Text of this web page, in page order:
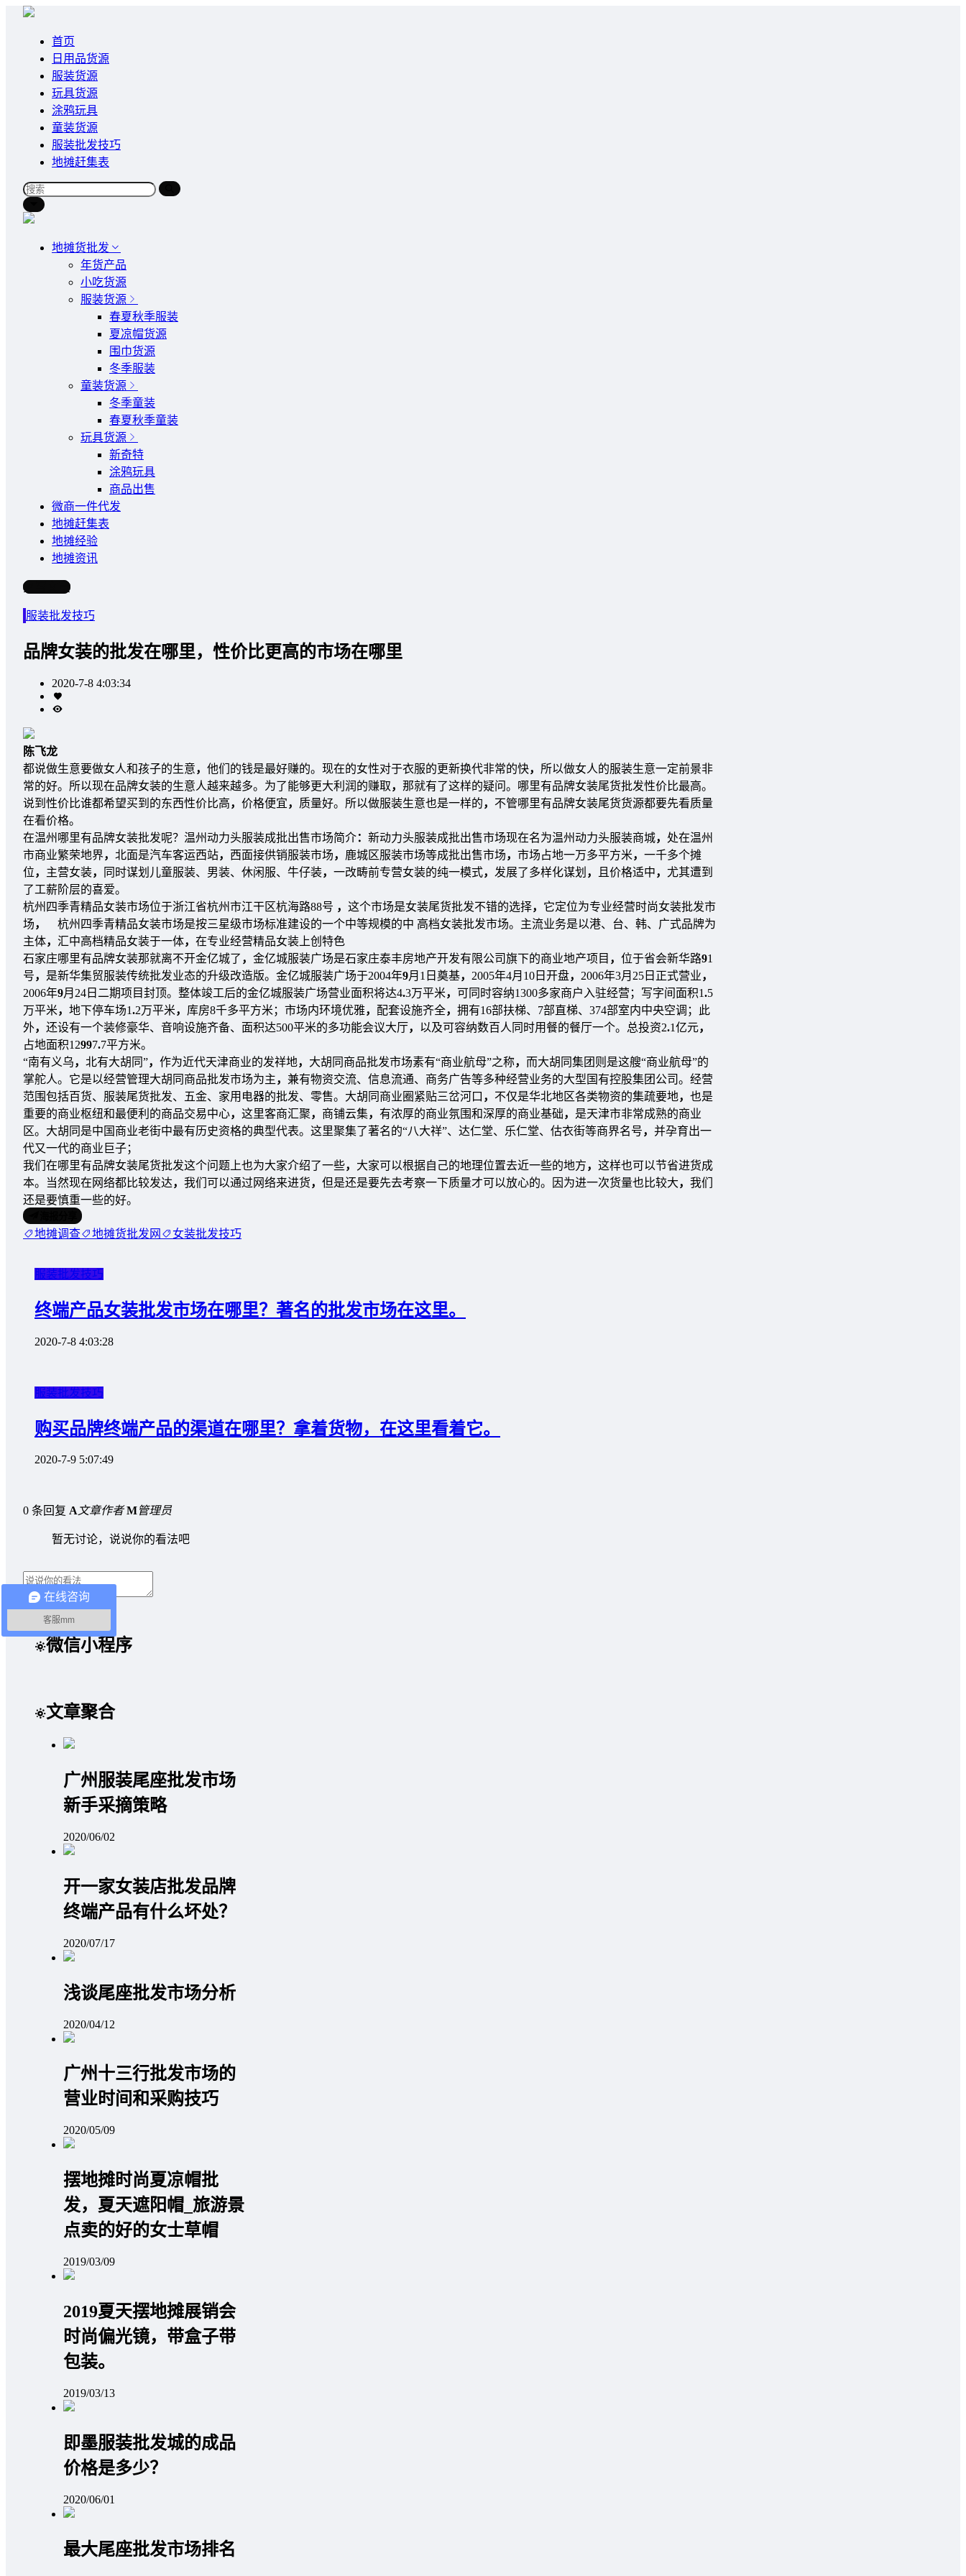
首页
日用品货源
服装货源
玩具货源
涂鸦玩具
童装货源
服装批发技巧
地摊赶集表
地摊货批发
年货产品
小吃货源
服装货源
春夏秋季服装
夏凉帽货源
围巾货源
冬季服装
童装货源
冬季童装
春夏秋季童装
玩具货源
新奇特
涂鸦玩具
商品出售
微商一件代发
地摊赶集表
地摊经验
地摊资讯
写文章
服装批发技巧
品牌女装的批发在哪里，性价比更高的市场在哪里
2020-7-8 4:03:34
陈飞龙
都说做生意要做女人和孩子的生意， 他们的钱是最好赚的。现在的女性对于衣服的更新换代非常的快， 所以做女人的服装生意一定前景非
常的好。所以现在品牌女装的生意人越来越多。为了能够更大利润的赚取， 那就有了这样的疑问。哪里有品牌女装尾货批发性价比最高。
说到性价比谁都希望买到的东西性价比高， 价格便宜， 质量好。所以做服装生意也是一样的， 不管哪里有品牌女装尾货货源都要先看质量
在看价格。
在温州哪里有品牌女装批发呢？温州动力头服装成批出售市场简介： 新动力头服装成批出售市场现在名为温州动力头服装商城， 处在温州
市商业繁荣地界， 北面是汽车客运西站， 西面接供销服装市场， 鹿城区服装市场等成批出售市场， 市场占地一万多平方米， 一千多个摊
位， 主营女装， 同时谋划儿童服装、男装、休闲服、牛仔装， 一改畴前专营女装的纯一模式， 发展了多样化谋划 ， 且价格适中， 尤其遭到
了工薪阶层的喜爱。
杭州四季青精品女装市场位于浙江省杭州市江干区杭海路88号 ， 这个市场是女装尾货批发不错的选择， 它定位为专业经营时尚女装批发市
场，
杭州四季青精品女装市场是按三星级市场标准建设的一个中等规模的中 高档女装批发市场。主流业务是以港、台、韩、广式品牌为
主体， 汇中高档精品女装于一体， 在专业经营精品女装上创特色
石家庄哪里有品牌女装那就离不开金亿城了 ， 金亿城服装广场是石家庄泰丰房地产开发有限公司旗下的商业地产项目 ， 位于省会新华路91
号， 是新华集贸服装传统批发业态的升级改造版。金亿城服装广场于2004年9月1日奠基， 2005年4月10日开盘， 2006年3月25日正式营业，
2006年9月24日二期项目封顶。整体竣工后的金亿城服装广场营业面积将达4.3万平米， 可同时容纳1300多家商户入驻经营；写字间面积1.5
万平米， 地下停车场1.2万平米， 库房8千多平方米；市场内环境优雅， 配套设施齐全， 拥有16部扶梯、7部直梯、374部室内中央空调；此
外， 还设有一个装修豪华、音响设施齐备、面积达500平米的多功能会议大厅， 以及可容纳数百人同时用餐的餐厅一个。总投资2.1亿元，
占地面积12997.7平方米。
“南有义乌， 北有大胡同”， 作为近代天津商业的发祥地， 大胡同商品批发市场素有“商业航母”之称， 而大胡同集团则是这艘“商业航母”的
掌舵人。它是以经营管理大胡同商品批发市场为主， 兼有物资交流、信息流通、商务广告等多种经营业务的大型国有控股集团公司。经营
范围包括百货、服装尾货批发、五金、家用电器的批发、零售。大胡同商业圈紧贴三岔河口 ， 不仅是华北地区各类物资的集疏要地， 也是
重要的商业枢纽和最便利的商品交易中心， 这里客商汇聚， 商铺云集， 有浓厚的商业氛围和深厚的商业基础， 是天津市非常成熟的商业
区。大胡同是中国商业老街中最有历史资格的典型代表。这里聚集了著名的“八大祥”、达仁堂、乐仁堂、估衣街等商界名号， 并孕育出一
代又一代的商业巨子；
我们在哪里有品牌女装尾货批发这个问题上也为大家介绍了一些， 大家可以根据自己的地理位置去近一些的地方， 这样也可以节省进货成
本。当然现在网络都比较发达， 我们可以通过网络来进货， 但是还是要先去考察一下质量才可以放心的。因为进一次货量也比较大， 我们
还是要慎重一些的好。
地摊调查 地摊货批发网 女装批发技巧
服装批发技巧
终端产品女装批发市场在哪里？著名的批发市场在这里。
2020-7-8 4:03:28
服装批发技巧
购买品牌终端产品的渠道在哪里？拿着货物，在这里看着它。
2020-7-9 5:07:49
0 条回复 A文章作者 M管理员
暂无讨论，说说你的看法吧
取消回复 提交
微信小程序
文章聚合
广州服装尾座批发市场
新手采摘策略
2020/06/02
开一家女装店批发品牌
终端产品有什么坏处？
2020/07/17
浅谈尾座批发市场分析
2020/04/12
广州十三行批发市场的
营业时间和采购技巧
2020/05/09
摆地摊时尚夏凉帽批
发，夏天遮阳帽_旅游景
点卖的好的女士草帽
2019/03/09
2019夏天摆地摊展销会
时尚偏光镜，带盒子带
包装。
2019/03/13
即墨服装批发城的成品
价格是多少？
2020/06/01
最大尾座批发市场排名
在线咨询
客服mm